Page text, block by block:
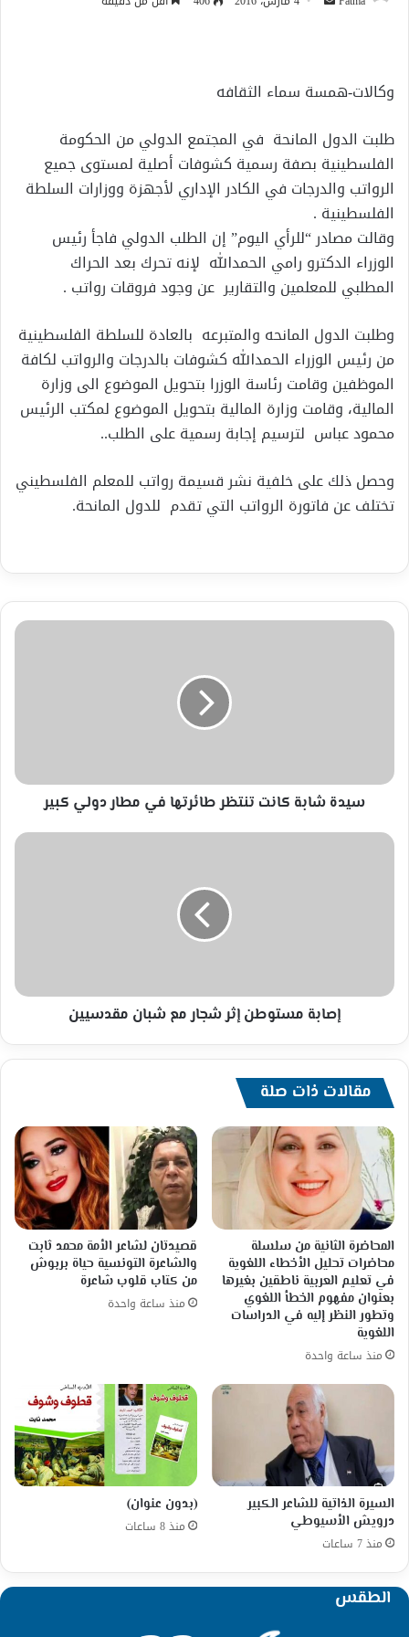
وكالات-همسة سماء الثقافه
طلبت الدول المانحة في المجتمع الدولي من الحكومة
الفلسطينية بصفة رسمية كشوفات أصلية لمستوى جميع
الرواتب والدرجات في الكادر الإداري لأجهزة ووزارات السلطة
الفلسطينية .
وقالت مصادر “للرأي اليوم” إن الطلب الدولي فاجأ رئيس
الوزراء الدكترو رامي الحمدالله لإنه تحرك بعد الحراك
المطلبي للمعلمين والتقارير عن وجود فروقات رواتب .
وطلبت الدول المانحه والمتبرعه بالعادة للسلطة الفلسطينية
من رئيس الوزراء الحمدالله كشوفات بالدرجات والرواتب لكافة
الموظفين وقامت رئاسة الوزرا بتحويل الموضوع الى وزارة
المالية، وقامت وزارة المالية بتحويل الموضوع لمكتب الرئيس
محمود عباس لترسيم إجابة رسمية على الطلب..
وحصل ذلك على خلفية نشر قسيمة رواتب للمعلم الفلسطيني
تختلف عن فاتورة الرواتب التي تقدم للدول المانحة.
سيدة
كبير
سيدة شابة كانت تنتظر طائرتها في مطار دولي كبير
إصابة
إصابة مستوطن إثر شجار مع شبان مقدسيين
مقالات ذات صلة
المحاضرة الثانية من سلسلة
محاضرات تحليل الأخطاء اللغوية
في تعليم العربية ناطقين بغيرها
بعنوان مفهوم الخطأ اللغوي
وتطور النظر إليه في الدراسات
اللغوية
منذ ساعة واحدة
قصيدتان لشاعر الأمة محمد ثابت
والشاعرة التونسية حياة بربوش
من كتاب قلوب شاعرة
منذ ساعة واحدة
السيرة الذاتية للشاعر الكبير
درويش الأسيوطي
منذ 7 ساعات
(بدون عنوان)
منذ 8 ساعات
الطقس